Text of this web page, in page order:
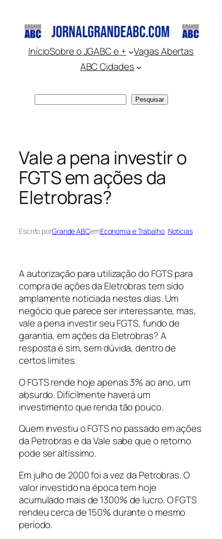
conteúdo
InícioSobre o JGABC e +
Vagas Abertas
ABC Cidades
Pesquisar
Vale a pena investir o
FGTS em ações da
Eletrobras?
Escrito porGrande ABCemEconomia e Trabalho, Notícias
A autorização para utilização do FGTS para
compra de ações da Eletrobras tem sido
amplamente noticiada nestes dias. Um
negócio que parece ser interessante, mas,
vale a pena investir seu FGTS, fundo de
garantia, em ações da Eletrobras? A
resposta é sim, sem dúvida, dentro de
certos limites.
O FGTS rende hoje apenas 3% ao ano, um
absurdo. Dificilmente haverá um
investimento que renda tão pouco.
Quem investiu o FGTS no passado em ações
da Petrobras e da Vale sabe que o retorno
pode ser altíssimo.
Em julho de 2000 foi a vez da Petrobras. O
valor investido na época tem hoje
acumulado mais de 1300% de lucro. O FGTS
rendeu cerca de 150% durante o mesmo
período.